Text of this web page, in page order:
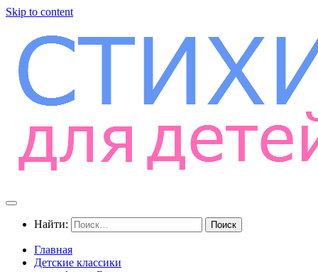
Skip to content
Найти:
Главная
Детские классики